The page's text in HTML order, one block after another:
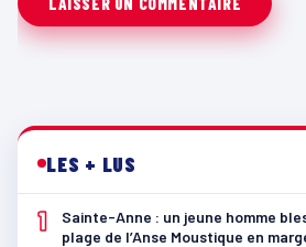
LES + LUS
1
Sainte-Anne : un jeune homme
plage de l’Anse Moustique en